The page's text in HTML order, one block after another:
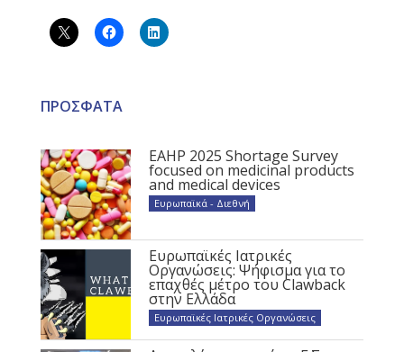
ΠΡΟΣΦΑΤΑ
EAHP 2025 Shortage Survey
focused on medicinal products
and medical devices
Ευρωπαϊκά - Διεθνή
Ευρωπαϊκές Ιατρικές
Οργανώσεις: Ψήφισμα για το
επαχθές μέτρο του Clawback
στην Ελλάδα
Ευρωπαϊκές Ιατρικές Οργανώσεις